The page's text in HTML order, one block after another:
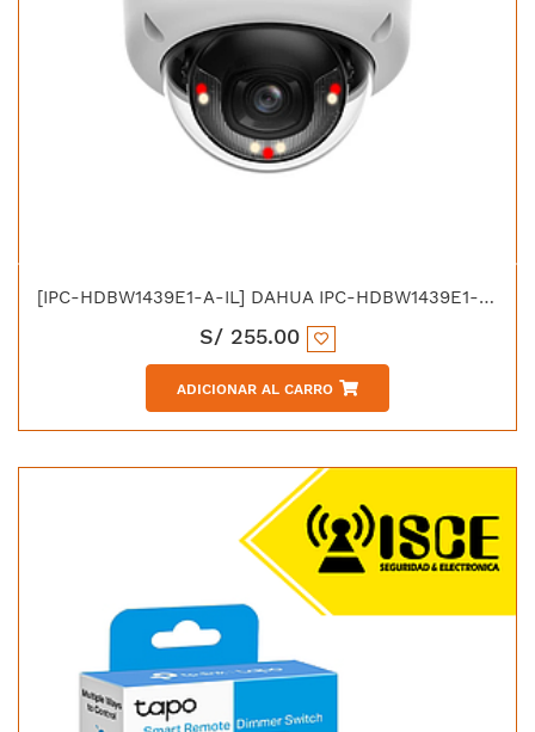
[IPC-HDBW1439E1-A-IL] DAHUA IPC-HDBW1439E1-A-IL IP DOMO 4MP DUAL LIGHT 30M IP67 IK10 C/MICROFONO
S/ 255.00
ADICIONAR AL CARRO